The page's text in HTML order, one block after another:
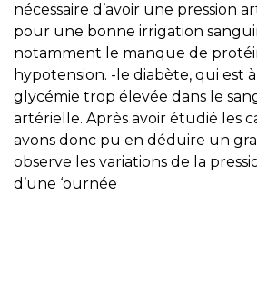
nécessaire d’avoir une pression
pour une bonne irrigation
notamment le manque de
hypotension. -le diabète, qui est
glycémie trop élevée dans le
artérielle. Après avoir étudié les
avons donc pu en déduire un
observe les variations de la
d’une ‘ournée